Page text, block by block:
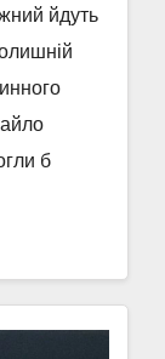
йдуть
б